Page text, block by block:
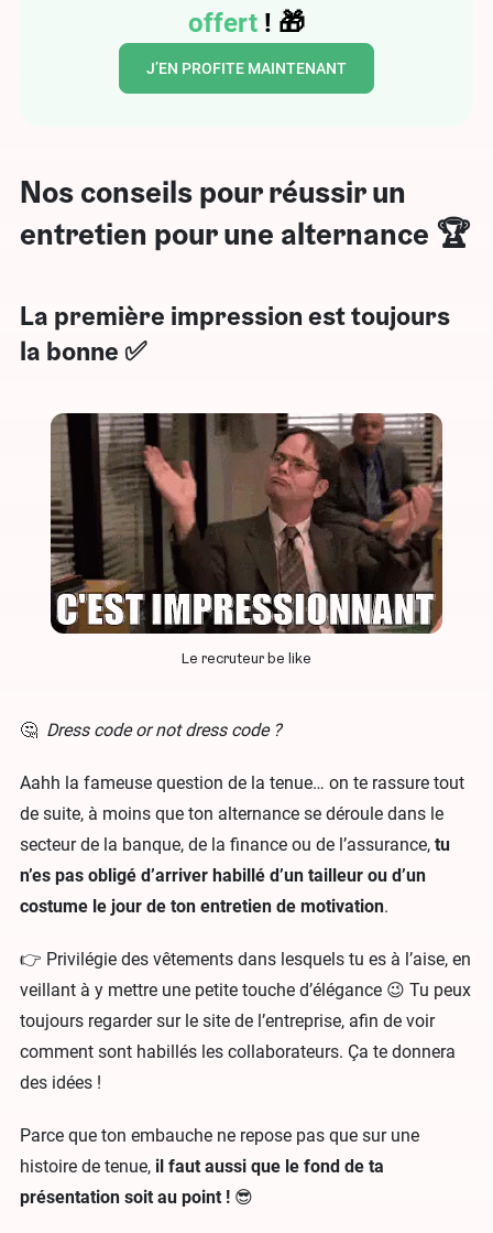
offert ! 🎁
J’EN PROFITE MAINTENANT
Nos conseils pour réussir un
entretien pour une alternance 🏆
La première impression est toujours
la bonne ✅
Le recruteur be like
🤔 Dress code or not dress code ?
Aahh la fameuse question de la tenue… on te rassure tout
de suite, à moins que ton alternance se déroule dans le
secteur de la banque, de la finance ou de l’assurance, tu
n’es pas obligé d’arriver habillé d’un tailleur ou d’un
costume le jour de ton entretien de motivation.
👉 Privilégie des vêtements dans lesquels tu es à l’aise, en
veillant à y mettre une petite touche d’élégance 😉 Tu peux
toujours regarder sur le site de l’entreprise, afin de voir
comment sont habillés les collaborateurs. Ça te donnera
des idées !
Parce que ton embauche ne repose pas que sur une
histoire de tenue, il faut aussi que le fond de ta
présentation soit au point ! 😎